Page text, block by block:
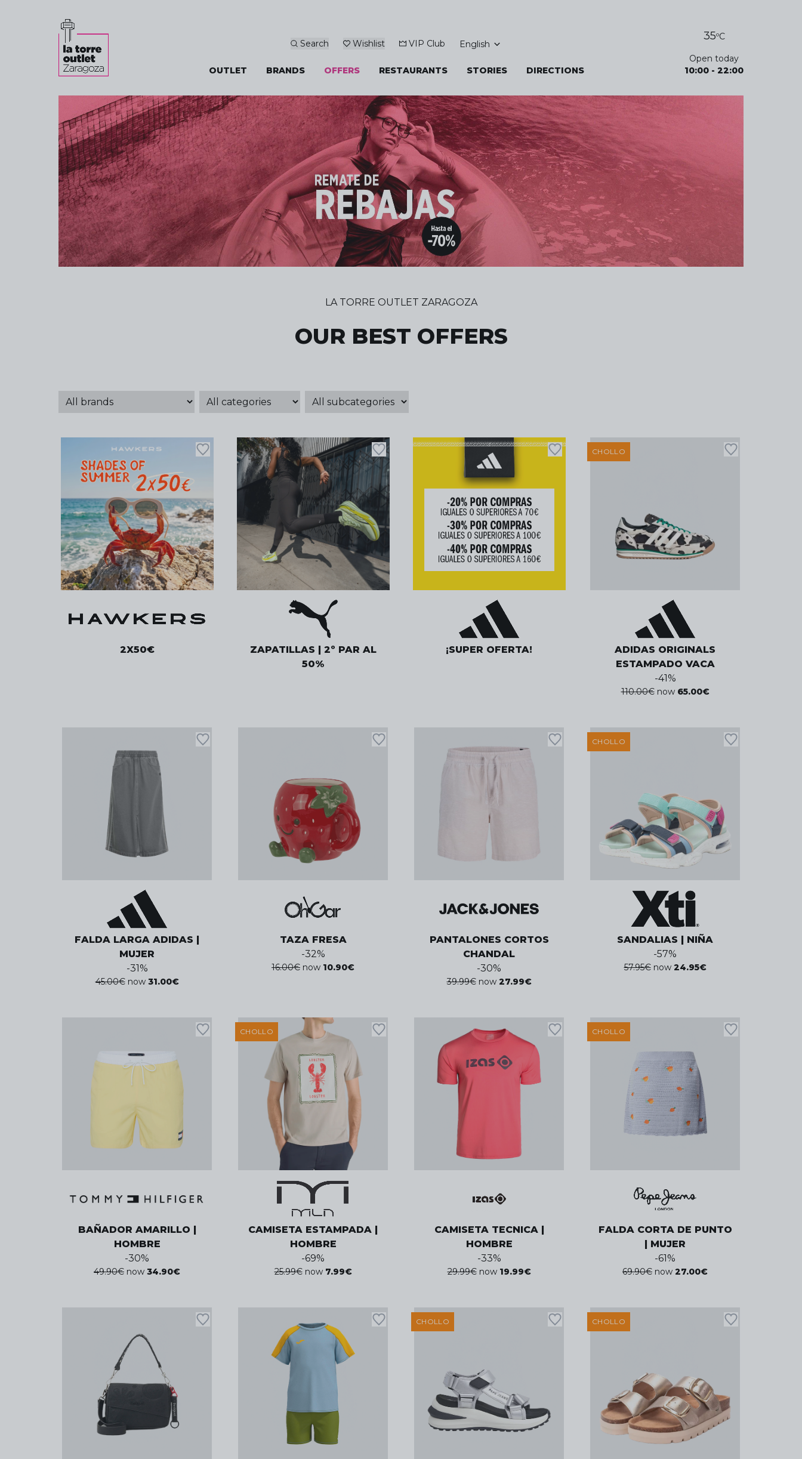
Search Wishlist VIP Club English
OUTLET BRANDS OFFERS RESTAURANTS STORIES DIRECTIONS
35ºC
Open today
10:00 - 22:00
LA TORRE OUTLET ZARAGOZA
OUR BEST OFFERS
2X50€
ZAPATILLAS | 2º PAR AL
50%
¡SUPER OFERTA!
CHOLLO
ADIDAS ORIGINALS
ESTAMPADO VACA
-41%
110.00€ now 65.00€
FALDA LARGA ADIDAS |
MUJER
-31%
45.00€ now 31.00€
TAZA FRESA
-32%
16.00€ now 10.90€
PANTALONES CORTOS
CHANDAL
-30%
39.99€ now 27.99€
CHOLLO
SANDALIAS | NIÑA
-57%
57.95€ now 24.95€
BAÑADOR AMARILLO |
HOMBRE
-30%
49.90€ now 34.90€
CHOLLO
CAMISETA ESTAMPADA |
HOMBRE
-69%
25.99€ now 7.99€
CAMISETA TECNICA |
HOMBRE
-33%
29.99€ now 19.99€
CHOLLO
FALDA CORTA DE PUNTO
| MUJER
-61%
69.90€ now 27.00€
CHOLLO CHOLLO